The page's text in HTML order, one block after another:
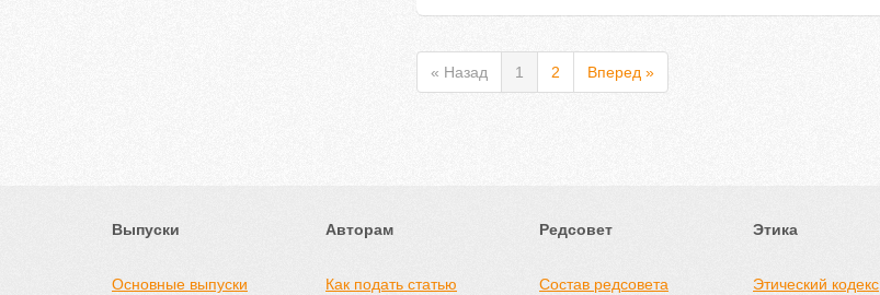
« Назад 1 2 Вперед »
Выпуски
Основные выпуски
Авторам
Как подать статью
Редсовет
Состав редсовета
Этика
Этический кодекс